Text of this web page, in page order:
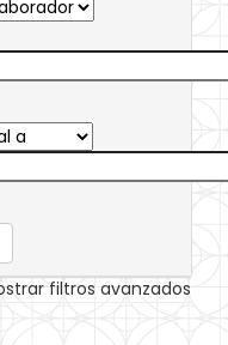
filtros avanzados